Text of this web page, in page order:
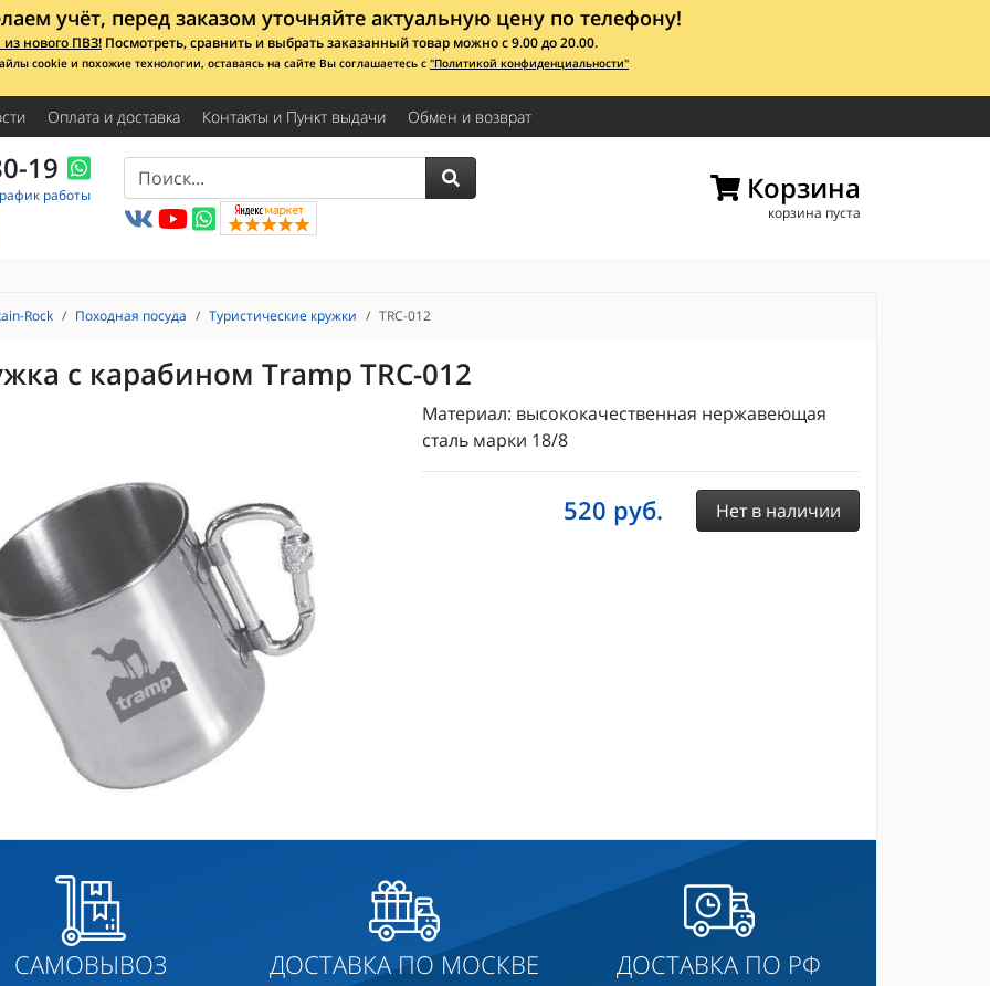
учёт, перед заказом уточняйте актуальную цену по телефону!
нового ПВЗ! Посмотреть, сравнить и выбрать заказанный товар можно с 9.00 до 20.00.
cookie и похожие технологии, оставаясь на сайте Вы соглашаетесь с "Политикой конфиденциальности"
Оплата и доставка Контакты и Пункт выдачи Обмен и возврат
19
работы Корзина
корзина пуста
Rock Походная посуда Туристические кружки TRC-012
с карабином Tramp TRC-012
Материал: высококачественная нержавеющая
сталь марки 18/8
520 руб. Нет в наличии
САМОВЫВОЗ ДОСТАВКА ПО МОСКВЕ ДОСТАВКА ПО РФ